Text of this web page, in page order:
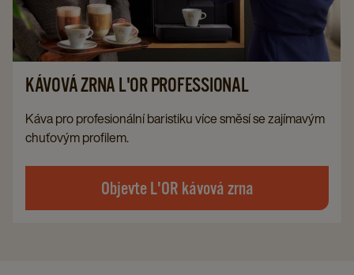
KÁVOVÁ ZRNA L'OR PROFESSIONAL
Káva pro profesionální baristiku více směsí se zajímavým
chuťovým profilem.
Objevte L'OR kávová zrna